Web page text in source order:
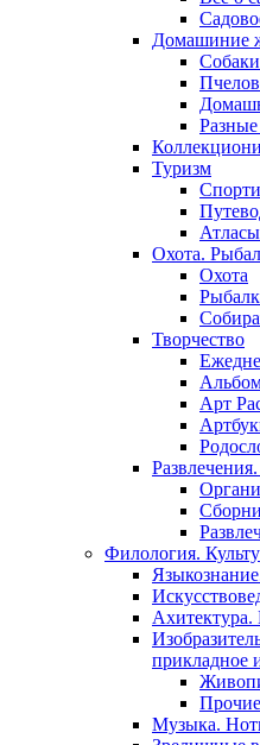
Домашиние
Туризм
Охота.
Охота
Творчество
Арт
Филология.
Ахитектура.
прикладное
Музыка.